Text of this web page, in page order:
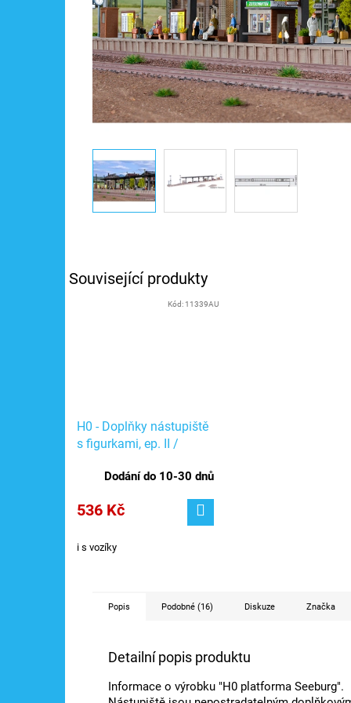
Související produkty
H0 - Doplňky nástupiště
s figurkami, ep. II /
Dodání do 10-30 dnů
536 Kč
i s vozíky
Kód: 11339AU
Popis Podobné (16) Diskuze Značka
Detailní popis produktu
Informace o výrobku "H0 platforma Seeburg".